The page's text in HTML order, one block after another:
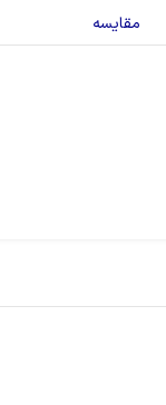
مقایسه